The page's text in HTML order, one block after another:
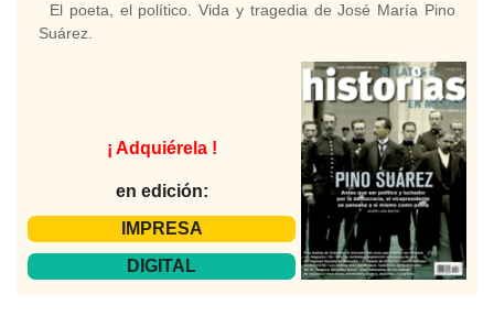
El poeta, el político. Vida y tragedia de José María Pino
Suárez.
¡ Adquiérela !
en edición:
IMPRESA
DIGITAL